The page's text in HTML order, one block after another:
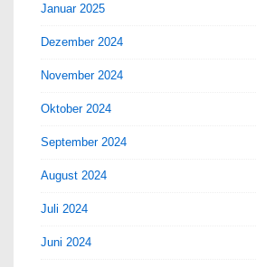
Januar 2025
Dezember 2024
November 2024
Oktober 2024
September 2024
August 2024
Juli 2024
Juni 2024